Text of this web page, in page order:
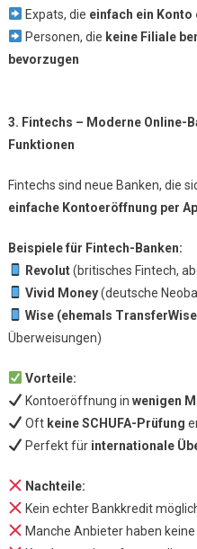
Expats, die einfach ein
Personen, die keine Filiale
bevorzugen
3. Fintechs – Moderne Online-
Funktionen
Fintechs sind neue Banken, die
einfache Kontoeröffnung per
Beispiele für Fintech-Banken:
Revolut(britisches Fintech,
Vivid Money(deutsche
Wise (ehemals
Überweisungen)
Vorteile:
Kontoeröffnung in wenigen
Oft keine SCHUFA-Prüfung
Perfekt für internationale
Nachteile:
Kein echter Bankkredit
Manche Anbieter haben